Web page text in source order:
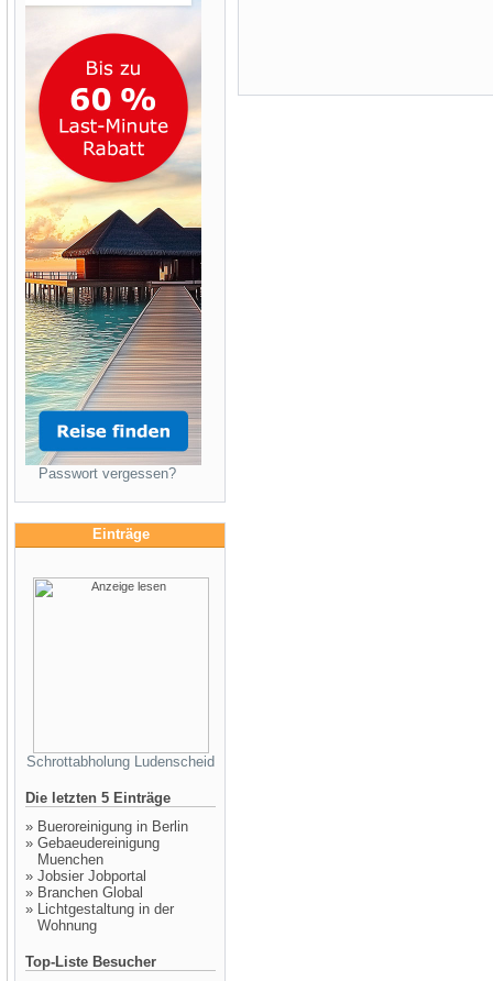
Passwort vergessen?
Einträge
Schrottabholung Ludenscheid
Die letzten 5 Einträge
» Bueroreinigung in Berlin
» Gebaeudereinigung
Muenchen
» Jobsier Jobportal
» Branchen Global
» Lichtgestaltung in der
Wohnung
Top-Liste Besucher